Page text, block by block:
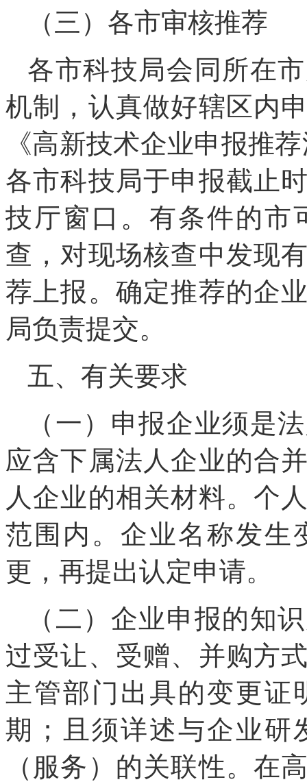
（三）各市审核推荐
各市科技局会同所在
机制，认真做好辖区内
《高新技术企业申报推
各市科技局于申报截止
技厅窗口。有条件的市
查，对现场核查中发现
荐上报。确定推荐的企
局负责提交。
五、有关要求
（一）申报企业须是
应含下属法人企业的合
人企业的相关材料。个
范围内。企业名称发生
更，再提出认定申请。
（二）企业申报的知
过受让、受赠、并购方
主管部门出具的变更证
期；且须详述与企业研
（服务）的关联性。在